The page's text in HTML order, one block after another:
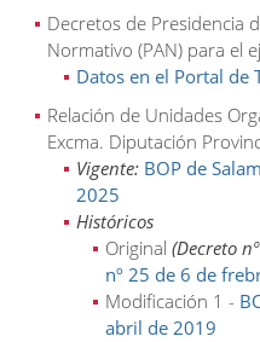
Decretos de Presidencia
Normativo (PAN) para el
Datos en el Portal de
Relación de Unidades
Excma. Diputación
Vigente: BOP de
2025
Históricos
Original (Decreto
nº 25 de 6 de
Modificación 1 -
abril de 2019